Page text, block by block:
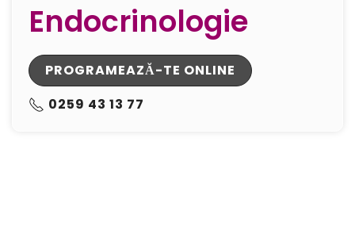
Endocrinologie
PROGRAMEAZĂ-TE ONLINE
0259 43 13 77